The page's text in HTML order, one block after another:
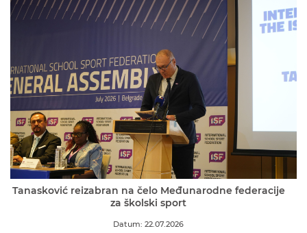
Tanasković reizabran na čelo Međunarodne federacije
za školski sport
Datum: 22.07.2026